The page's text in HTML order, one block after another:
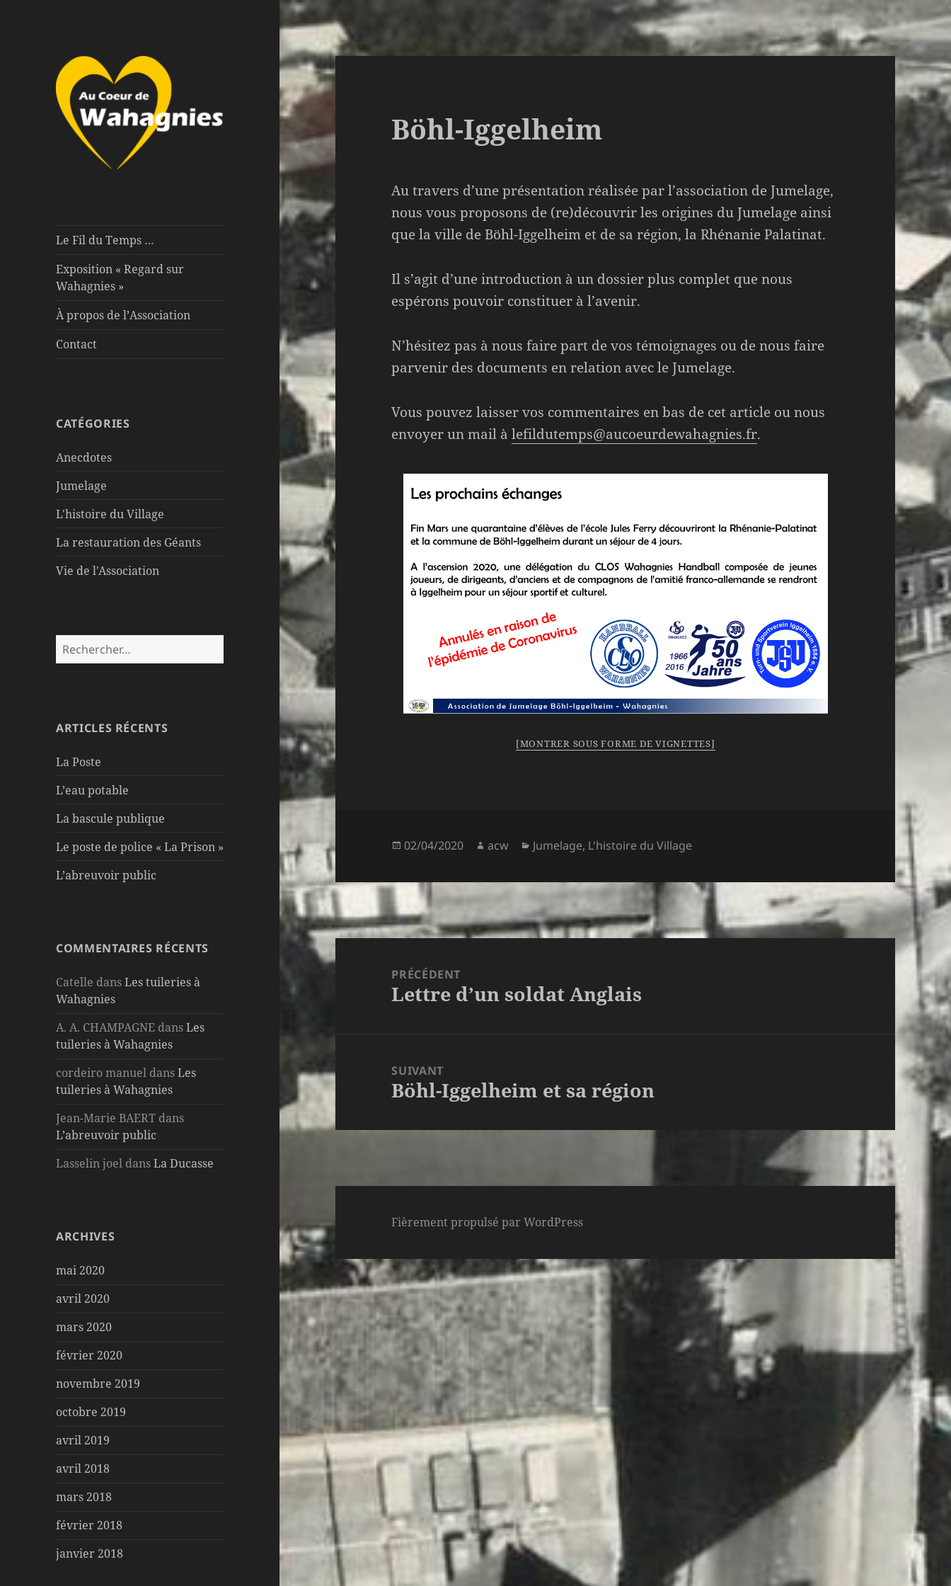
Le Fil du Temps …
Exposition « Regard sur
Wahagnies »
À propos de l’Association
Contact
CATÉGORIES
Anecdotes
Jumelage
L'histoire du Village
La restauration des Géants
Vie de l'Association
Rechercher :
ARTICLES RÉCENTS
La Poste
L’eau potable
La bascule publique
Le poste de police « La Prison »
L’abreuvoir public
COMMENTAIRES RÉCENTS
Catelle dansLes tuileries à
Wahagnies
A. A. CHAMPAGNE dansLes
tuileries à Wahagnies
cordeiro manuel dansLes
tuileries à Wahagnies
Jean-Marie BAERT dans
L’abreuvoir public
Lasselin joel dansLa Ducasse
ARCHIVES
mai 2020
avril 2020
mars 2020
février 2020
novembre 2019
octobre 2019
avril 2019
avril 2018
mars 2018
février 2018
janvier 2018
Böhl-Iggelheim
Au travers d’une présentation réalisée par l’association de Jumelage,
nous vous proposons de (re)découvrir les origines du Jumelage ainsi
que la ville de Böhl-Iggelheim et de sa région, la Rhénanie Palatinat.
Il s’agit d’une introduction à un dossier plus complet que nous
espérons pouvoir constituer à l’avenir.
N’hésitez pas à nous faire part de vos témoignages ou de nous faire
parvenir des documents en relation avec le Jumelage.
Vous pouvez laisser vos commentaires en bas de cet article ou nous
envoyer un mail àlefildutemps@aucoeurdewahagnies.fr.
[MONTRER SOUS FORME DE VIGNETTES]
Publié
02/04/2020 Auteur
acw Catégories
Jumelage, L'histoire du Village
PRÉCÉDENT
Article
Lettre d’un soldat Anglais
SUIVANT
Article
Böhl-Iggelheim et sa région
Fièrement propulsé par WordPress